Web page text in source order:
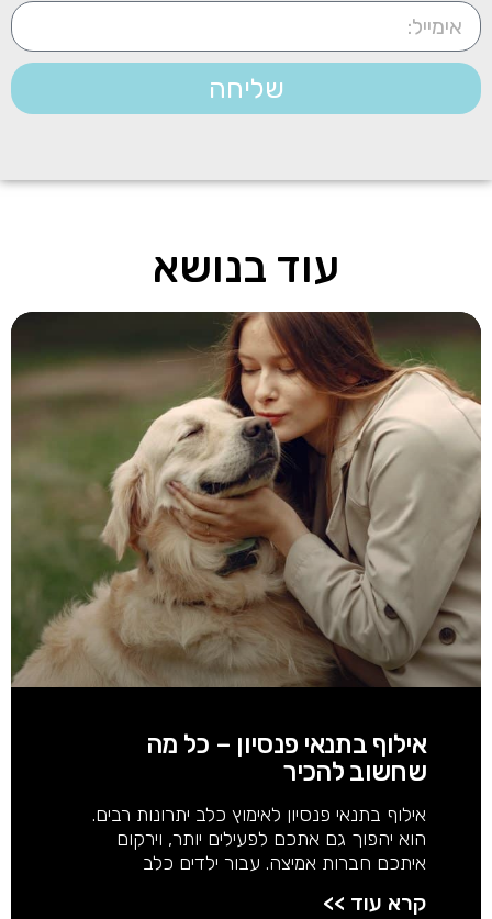
שליחה
עוד בנושא
אילוף בתנאי פנסיון – כל מה
שחשוב להכיר
אילוף בתנאי פנסיון לאימוץ כלב יתרונות רבים.
הוא יהפוך גם אתכם לפעילים יותר, וירקום
איתכם חברות אמיצה. עבור ילדים כלב
קרא עוד >>